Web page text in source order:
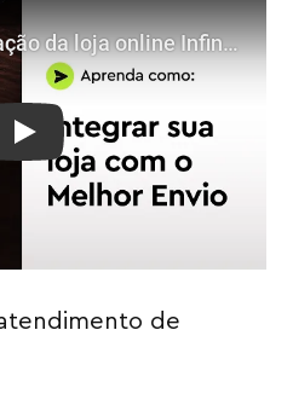
Play: Como fazer a
de